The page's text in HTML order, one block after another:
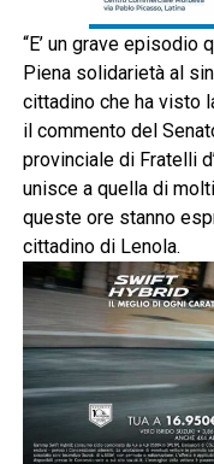
“E’ un grave episodio
Piena solidarietà al
cittadino che ha visto
il commento del
provinciale di Fratelli
unisce a quella di
queste ore stanno
cittadino di Lenola.